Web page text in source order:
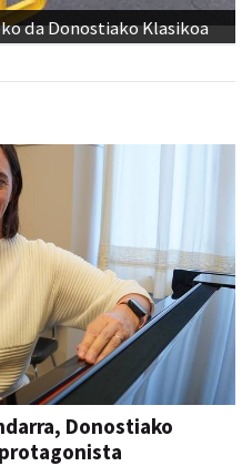
da Donostiako Klasikoa
Donostiako